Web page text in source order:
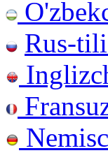
Rus-